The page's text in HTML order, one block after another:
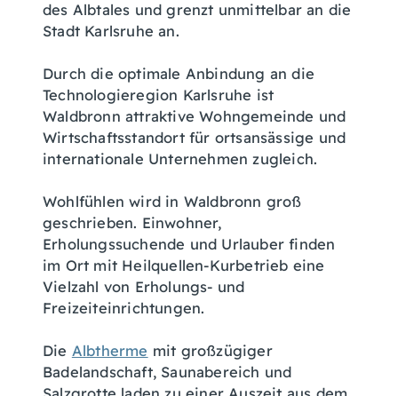
des Albtales und grenzt unmittelbar an die
Stadt Karlsruhe an.
Durch die optimale Anbindung an die
Technologieregion Karlsruhe ist
Waldbronn attraktive Wohngemeinde und
Wirtschaftsstandort für ortsansässige und
internationale Unternehmen zugleich.
Wohlfühlen wird in Waldbronn groß
geschrieben. Einwohner,
Erholungssuchende und Urlauber finden
im Ort mit Heilquellen-Kurbetrieb eine
Vielzahl von Erholungs- und
Freizeiteinrichtungen.
Die Albtherme mit großzügiger
Badelandschaft, Saunabereich und